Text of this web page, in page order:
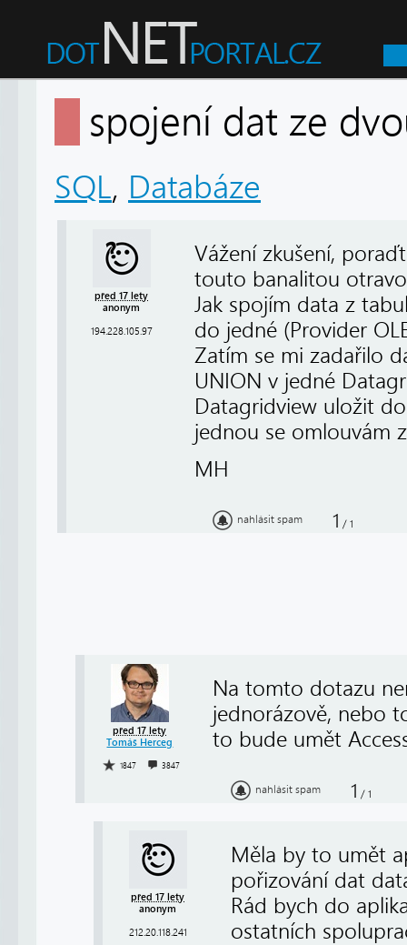
spojení dat ze
SQL, Databáze
před 17 lety
anonym
194.228.105.97
Vážení zkušení,
touto banalitou
Jak spojím data z
do jedné (Provider
Zatím se mi zadařilo
UNION v jedné
Datagridview uložit
jednou se omlouvám
MH
nahlásit spam 1 / 1
před 17 lety
Tomáš Herceg
1847 3847
Na tomto dotazu
jednorázově, nebo
to bude umět
nahlásit spam 1 / 1
před 17 lety
anonym
212.20.118.241
Měla by to umět
pořizování dat
Rád bych do
ostatních